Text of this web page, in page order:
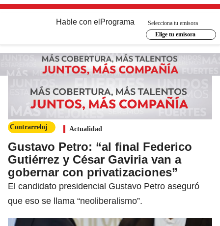
Hable con el Programa
Selecciona tu emisora
Elige tu emisora
Contrarreloj Actualidad
Gustavo Petro: “al final Federico
Gutiérrez y César Gaviria van a
gobernar con privatizaciones”
El candidato presidencial Gustavo Petro aseguró
que eso se llama “neoliberalismo”.